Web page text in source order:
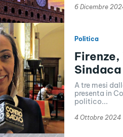
6 Dicembre
Politica
A tre mesi
presenta in
politico...
4 Ottobre 2024